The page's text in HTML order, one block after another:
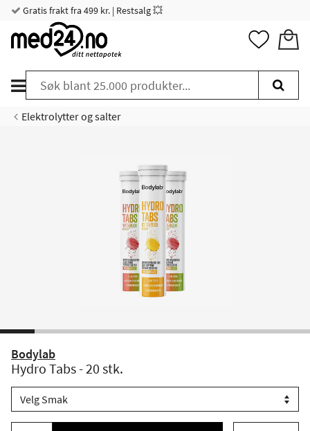
Gratis frakt fra 499 kr. | Restsalg 💥
Elektrolytter og salter
Bodylab
Hydro Tabs - 20 stk.